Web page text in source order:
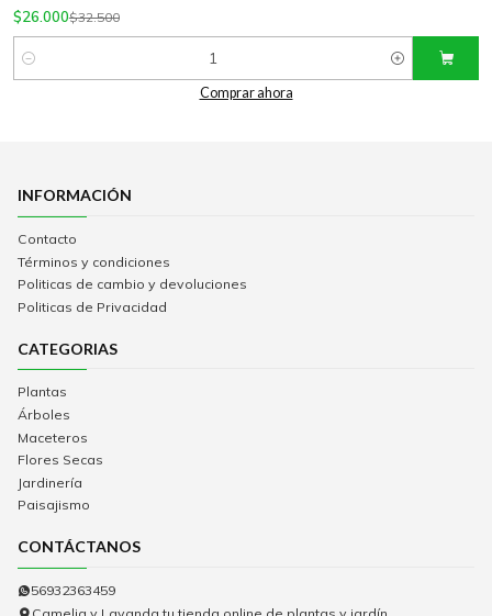
$26.000$32.500
Cantidad
Comprar ahora
INFORMACIÓN
Contacto
Términos y condiciones
Politicas de cambio y devoluciones
Politicas de Privacidad
CATEGORIAS
Plantas
Árboles
Maceteros
Flores Secas
Jardinería
Paisajismo
CONTÁCTANOS
56932363459